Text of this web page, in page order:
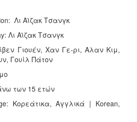
Λι Αϊζακ Τσανγκ
Λι Αϊζακ Τσανγκ
Γιουέν, Χαν Γε-ρι, Αλαν Κιμ,
Γουίλ Πάτον
των 15 ετών
Κορεάτικα, Αγγλικά | Korean,